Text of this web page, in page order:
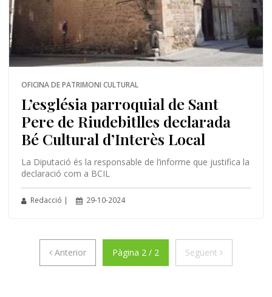
OFICINA DE PATRIMONI CULTURAL
L’església parroquial de Sant
Pere de Riudebitlles declarada
Bé Cultural d’Interès Local
La Diputació és la responsable de l’informe que justifica la
declaració com a BCIL
Redacció | 29-10-2024
AnteriorAnteriorPàgina 2 / 2 Següent